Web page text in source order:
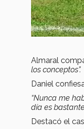
Almaral
los conceptos”.
Daniel
“Nunca me
día es
Destacó el